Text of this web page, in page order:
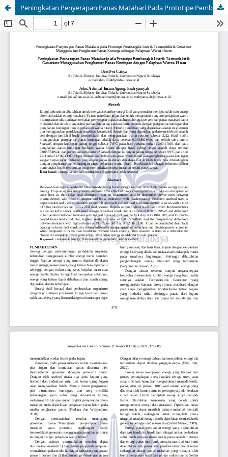
Peningkatan Penyerapan Panas Matahari Pada Prototipe Pembangkit Listrik Termoelektrik Generator Menggunakan Penghantar Panas Kuningan Dengan Pelapisan Warna Hitam